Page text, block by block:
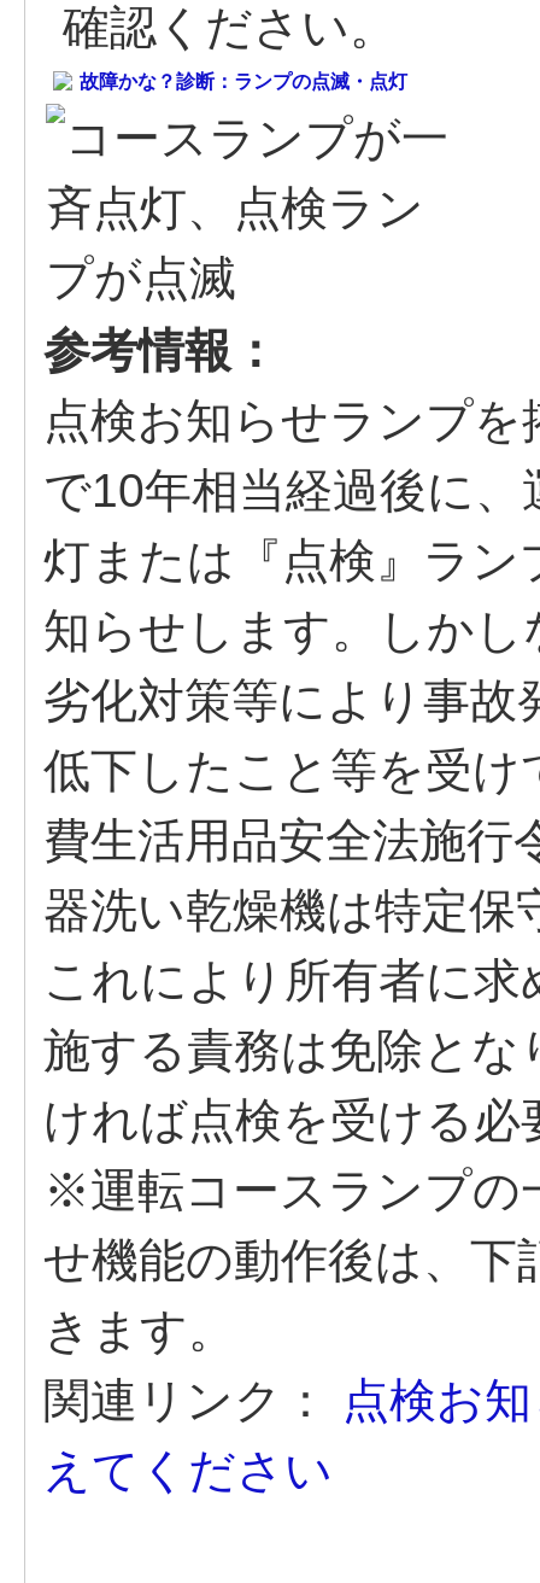
確認ください。
故障かな？診断：ランプの点滅・点灯
参考情報：
点検お知らせランプ
で10年相当経過後に
灯または『点検』ラン
知らせします。しか
劣化対策等により事故
低下したこと等を受け
費生活用品安全法施
器洗い乾燥機は特定保
これにより所有者に
施する責務は免除と
ければ点検を受ける
※運転コースランプの
せ機能の動作後は、
きます。
関連リンク：
点検お
えてください